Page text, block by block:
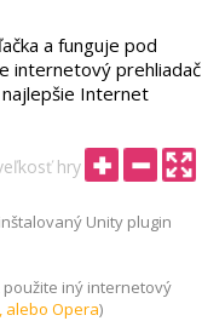
a funguje pod
internetový prehliadač
Internet
hry
Unity plugin
iný internetový
alebo Opera)